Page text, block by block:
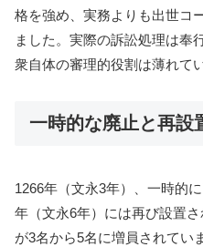
格を強め、実務よりも出世コ
ました。実際の訴訟処理は奉
衆自体の審理的役割は薄れて
一時的な廃止と再設
1266年（文永3年）、一時的
年（文永6年）には再び設置
が3名から5名に増員されてい